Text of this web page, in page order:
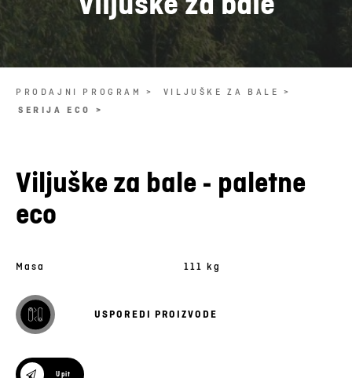
PRODAJNI PROGRAM >
VILJUŠKE ZA BALE >
SERIJA ECO >
Viljuške za bale - paletne
eco
Masa 111 kg
USPOREDI PROIZVODE
Upit